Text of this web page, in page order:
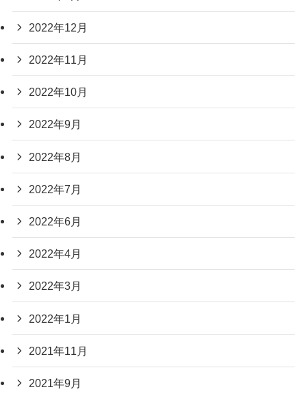
2022年12月
2022年11月
2022年10月
2022年9月
2022年8月
2022年7月
2022年6月
2022年4月
2022年3月
2022年1月
2021年11月
2021年9月